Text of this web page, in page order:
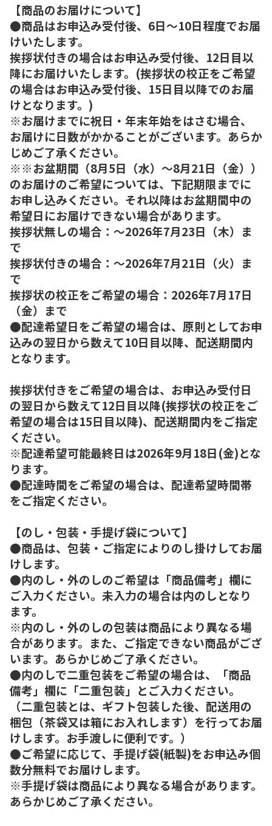
【商品のお届けについて】
●商品はお申込み受付後、6日～10日程度でお届
けいたします。
挨拶状付きの場合はお申込み受付後、12日目以
降にお届けいたします。(挨拶状の校正をご希望
の場合はお申込み受付後、15日目以降でのお届
けとなります。)
※お届けまでに祝日・年末年始をはさむ場合、
お届けに日数がかかることがございます。あらか
じめご了承ください。
※※お盆期間（8月5日（水）～8月21日（金））
のお届けのご希望については、下記期限までに
お申し込みください。それ以降はお盆期間中の
希望日にお届けできない場合があります。
挨拶状無しの場合：～2026年7月23日（木）ま
で
挨拶状付きの場合：～2026年7月21日（火）ま
で
挨拶状の校正をご希望の場合：2026年7月17日
（金）まで
●配達希望日をご希望の場合は、原則としてお申
込みの翌日から数えて10日目以降、配送期間内
となります。
挨拶状付きをご希望の場合は、お申込み受付日
の翌日から数えて12日目以降(挨拶状の校正をご
希望の場合は15日目以降)、配送期間内をご指定
ください。
※配達希望可能最終日は2026年9月18日(金)とな
ります。
●配達時間をご希望の場合は、配達希望時間帯
をご指定ください。
【のし・包装・手提げ袋について】
●商品は、包装・ご指定によりのし掛けしてお届
けします。
●内のし・外のしのご希望は「商品備考」欄に
ご入力ください。未入力の場合は内のしとなり
ます。
※内のし・外のしの包装は商品により異なる場
合があります。また、ご指定できない商品がござ
います。あらかじめご了承ください。
●内のしで二重包装をご希望の場合は、「商品
備考」欄に「二重包装」とご入力ください。
（二重包装とは、ギフト包装した後、配送用の
梱包（茶袋又は箱にお入れします）を行ってお届
けします。お手渡しに便利です。）
●ご希望に応じて、手提げ袋(紙製)をお申込み個
数分無料でお届けします。
※手提げ袋は商品により異なる場合があります。
あらかじめご了承ください。